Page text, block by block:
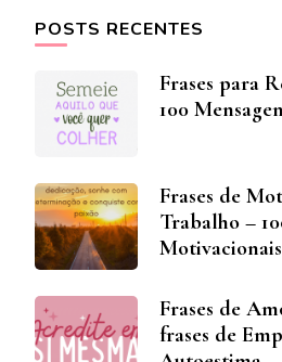
POSTS RECENTES
Frases para
100
Frases de
Trabalho –
Motivacionais
Frases de
frases de